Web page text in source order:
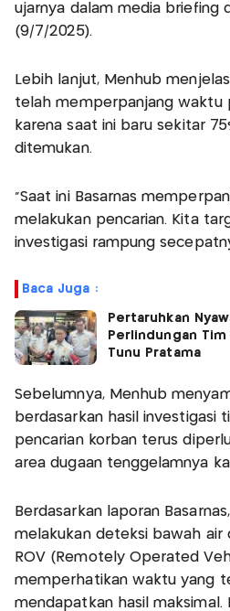
ujarnya dalam media briefing
(9/7/2025).
Lebih lanjut, Menhub
telah memperpanjang waktu
karena saat ini baru sekitar
ditemukan.
“Saat ini Basarnas
melakukan pencarian. Kita
investigasi rampung
Baca Juga :
Pertaruhkan
Perlindungan Tim
Tunu Pratama
Sebelumnya, Menhub
berdasarkan hasil investigasi
pencarian korban terus
area dugaan tenggelamnya
Berdasarkan laporan
melakukan deteksi bawah air
ROV (Remotely Operated
memperhatikan waktu yang
mendapatkan hasil maksimal.